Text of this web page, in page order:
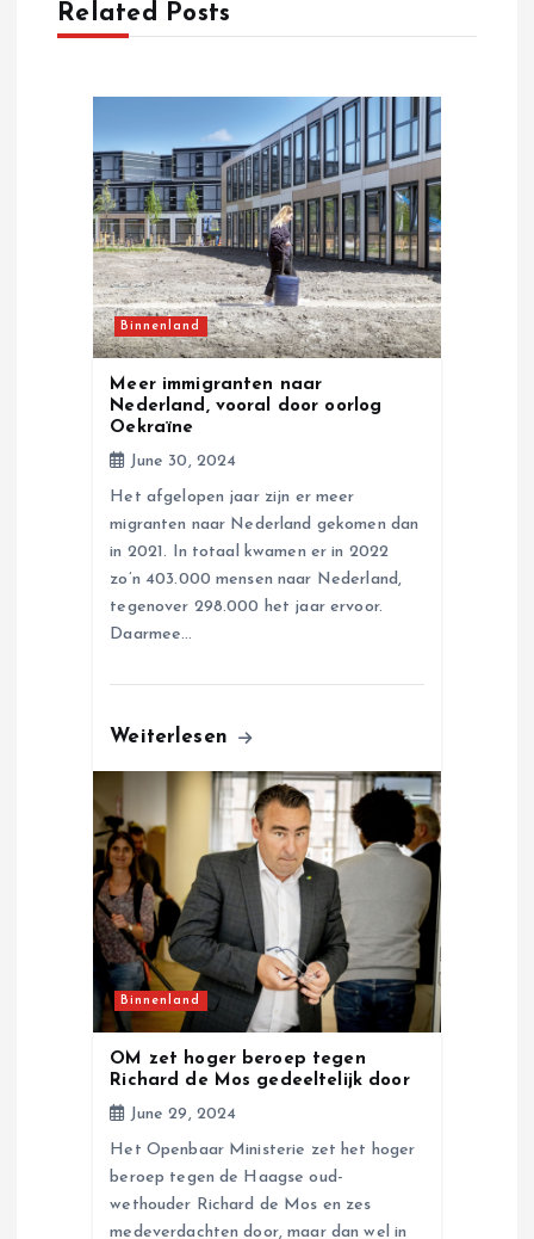
vRelated Posts
Binnenland
Meer immigranten naar
Nederland, vooral door oorlog
Oekraïne
June 30, 2024
Het afgelopen jaar zijn er meer
migranten naar Nederland gekomen dan
in 2021. In totaal kwamen er in 2022
zo’n 403.000 mensen naar Nederland,
tegenover 298.000 het jaar ervoor.
Daarmee…
Weiterlesen
Binnenland
OM zet hoger beroep tegen
Richard de Mos gedeeltelijk door
June 29, 2024
Het Openbaar Ministerie zet het hoger
beroep tegen de Haagse oud-
wethouder Richard de Mos en zes
medeverdachten door, maar dan wel in